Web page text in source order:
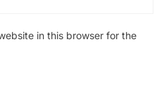
in this browser for the